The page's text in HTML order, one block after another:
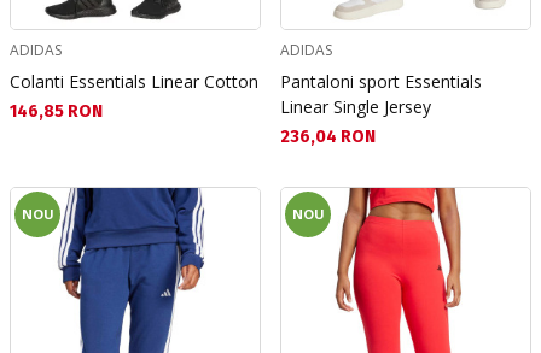
ADIDAS
Colanti Essentials Linear Cotton
Текуща цена:
146,85 RON
ADIDAS
Pantaloni sport Essentials
Linear Single Jersey
Текуща цена:
236,04 RON
NOU NOU